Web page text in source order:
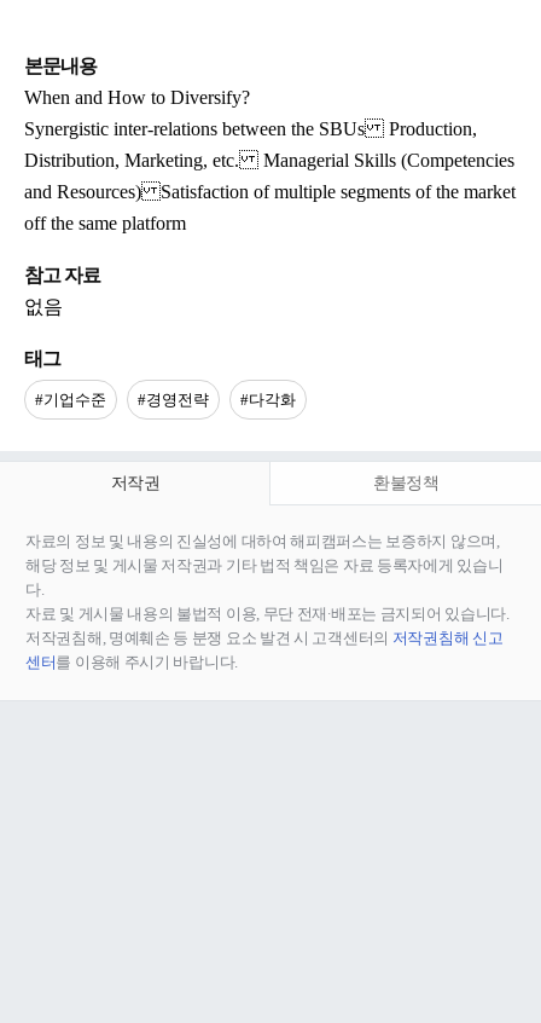
본문내용
When and How to Diversify?
Synergistic inter-relations between the SBUs Production,
Distribution, Marketing, etc. Managerial Skills (Competencies
and Resources) Satisfaction of multiple segments of the market
off the same platform
참고 자료
없음
태그
#기업수준 #경영전략 #다각화
저작권 환불정책
자료의 정보 및 내용의 진실성에 대하여 해피캠퍼스는 보증하지 않으며,
해당 정보 및 게시물 저작권과 기타 법적 책임은 자료 등록자에게 있습니
다.
자료 및 게시물 내용의 불법적 이용, 무단 전재∙배포는 금지되어 있습니다.
저작권침해, 명예훼손 등 분쟁 요소 발견 시 고객센터의 저작권침해 신고
센터를 이용해 주시기 바랍니다.